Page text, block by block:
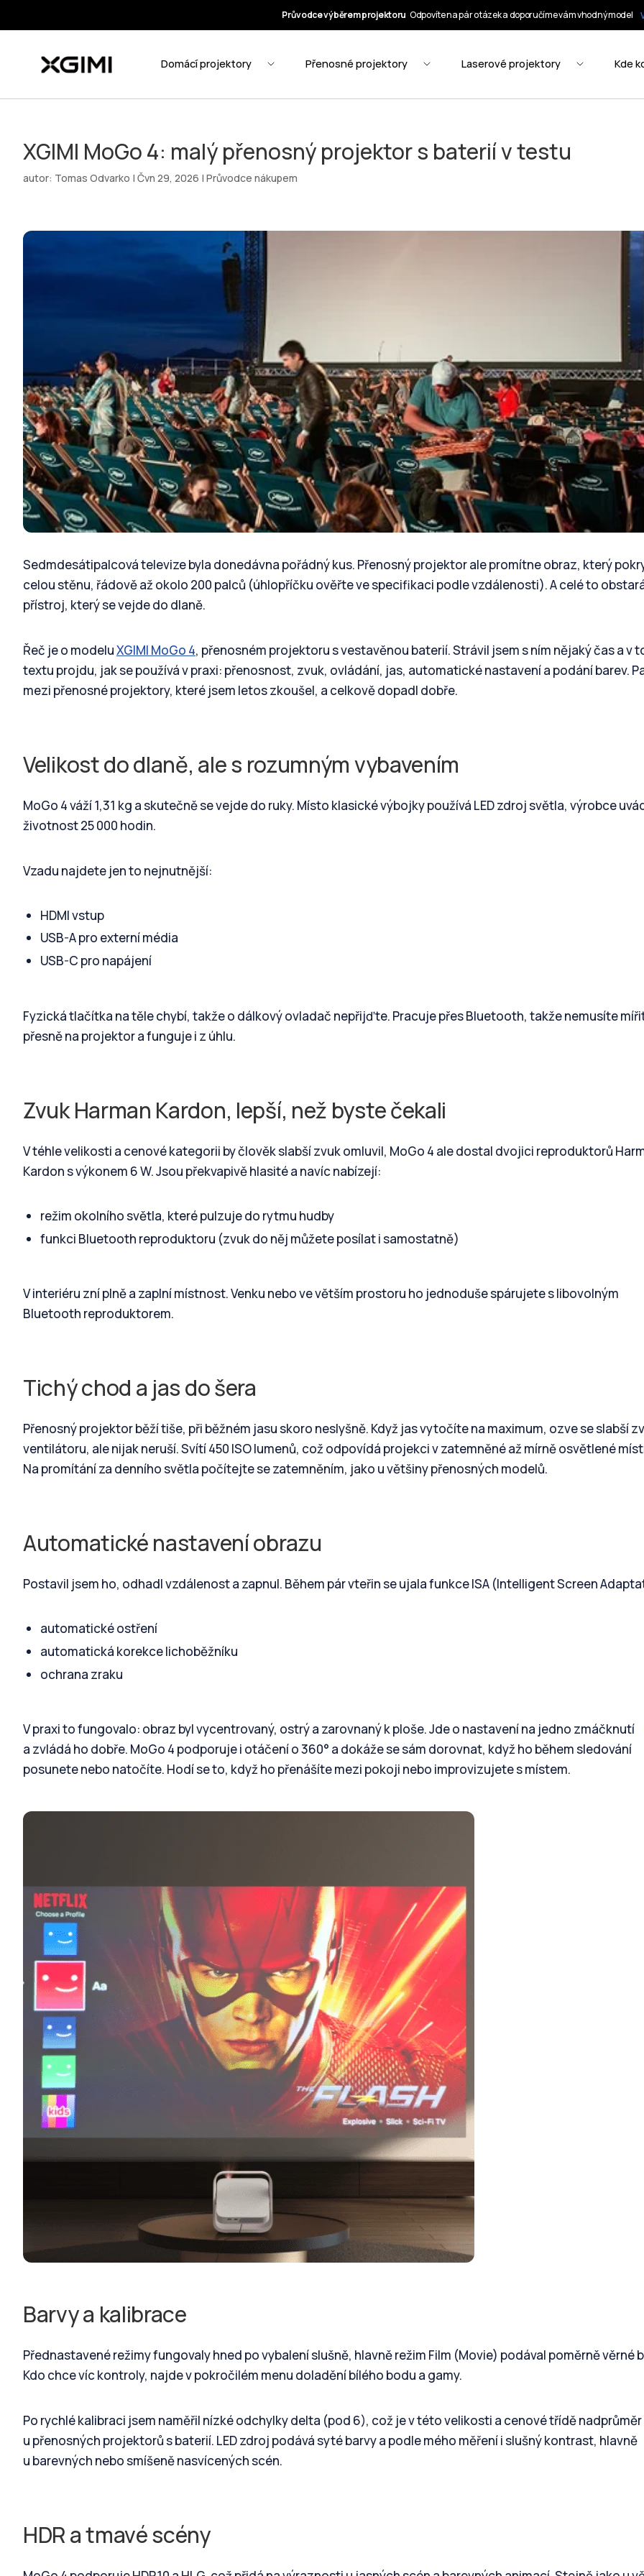
XGIMI MoGo 4: malý přenosný projektor s baterií v testu
autor: Tomas Odvarko | Čvn 29, 2026 | Průvodce nákupem
Sedmdesátipalcová televize byla donedávna pořádný kus. Přenosný projektor ale promítne obraz, který
celou stěnu, řádově až okolo 200 palců (úhlopříčku ověřte ve specifikaci podle vzdálenosti). A celé to
přístroj, který se vejde do dlaně.
Řeč je o modeluXGIMI MoGo 4, přenosném projektoru s vestavěnou baterií. Strávil jsem s ním nějaký čas a v
textu projdu, jak se používá v praxi: přenosnost, zvuk, ovládání, jas, automatické nastavení a podání barev.
mezi přenosné projektory, které jsem letos zkoušel, a celkově dopadl dobře.
Velikost do dlaně, ale s rozumným vybavením
MoGo 4 váží 1,31 kg a skutečně se vejde do ruky. Místo klasické výbojky používá LED zdroj světla, výrobce
životnost 25 000 hodin.
Vzadu najdete jen to nejnutnější:
HDMI vstup
USB-A pro externí média
USB-C pro napájení
Fyzická tlačítka na těle chybí, takže o dálkový ovladač nepřijďte. Pracuje přes Bluetooth, takže nemusíte
přesně na projektor a funguje i z úhlu.
Zvuk Harman Kardon, lepší, než byste čekali
V téhle velikosti a cenové kategorii by člověk slabší zvuk omluvil, MoGo 4 ale dostal dvojici reproduktorů
Kardon s výkonem 6 W. Jsou překvapivě hlasité a navíc nabízejí:
režim okolního světla, které pulzuje do rytmu hudby
funkci Bluetooth reproduktoru (zvuk do něj můžete posílat i samostatně)
V interiéru zní plně a zaplní místnost. Venku nebo ve větším prostoru ho jednoduše spárujete s libovolným
Bluetooth reproduktorem.
Tichý chod a jas do šera
Přenosný projektor běží tiše, při běžném jasu skoro neslyšně. Když jas vytočíte na maximum, ozve se slabší
ventilátoru, ale nijak neruší. Svítí 450 ISO lumenů, což odpovídá projekci v zatemněné až mírně osvětlené
Na promítání za denního světla počítejte se zatemněním, jako u většiny přenosných modelů.
Automatické nastavení obrazu
Postavil jsem ho, odhadl vzdálenost a zapnul. Během pár vteřin se ujala funkce ISA (Intelligent Screen
automatické ostření
automatická korekce lichoběžníku
ochrana zraku
V praxi to fungovalo: obraz byl vycentrovaný, ostrý a zarovnaný k ploše. Jde o nastavení na jedno zmáčknutí
a zvládá ho dobře. MoGo 4 podporuje i otáčení o 360° a dokáže se sám dorovnat, když ho během sledování
posunete nebo natočíte. Hodí se to, když ho přenášíte mezi pokoji nebo improvizujete s místem.
Barvy a kalibrace
Přednastavené režimy fungovaly hned po vybalení slušně, hlavně režim Film (Movie) podával poměrně věrné
Kdo chce víc kontroly, najde v pokročilém menu doladění bílého bodu a gamy.
Po rychlé kalibraci jsem naměřil nízké odchylky delta (pod 6), což je v této velikosti a cenové třídě nadprůměr
u přenosných projektorů s baterií. LED zdroj podává syté barvy a podle mého měření i slušný kontrast, hlavně
u barevných nebo smíšeně nasvícených scén.
HDR a tmavé scény